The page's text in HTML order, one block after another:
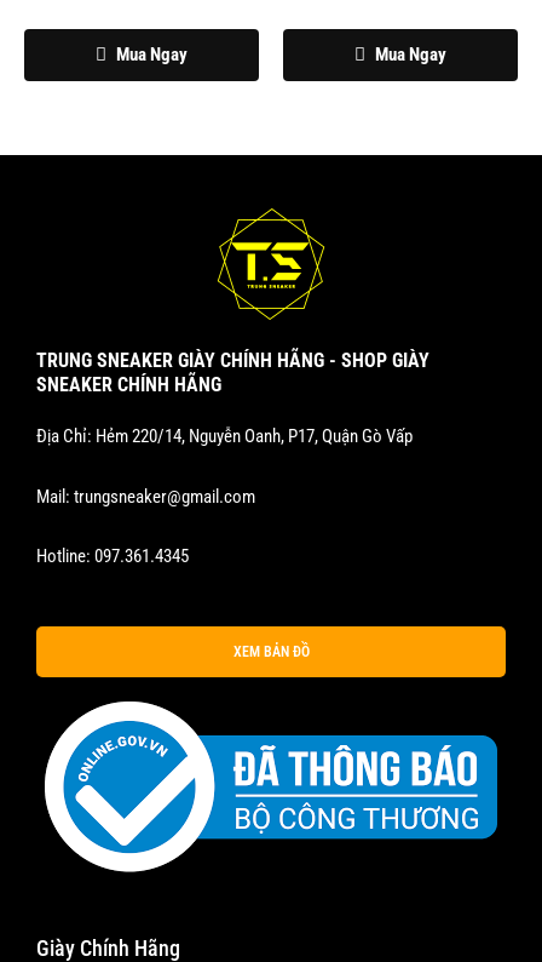
Mua Ngay
sản
Mua Ngay
sản
TRUNG SNEAKER GIÀY CHÍNH HÃNG - SHOP GIÀY
SNEAKER CHÍNH HÃNG
Địa Chỉ: Hẻm 220/14, Nguyễn Oanh, P17, Quận Gò Vấp
Mail: trungsneaker@gmail.com
Hotline: 097.361.4345
XEM BẢN ĐỒ
Giày Chính Hãng